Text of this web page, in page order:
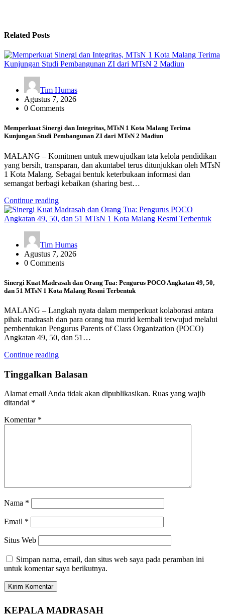
Related Posts
Tim Humas
Agustus 7, 2026
0 Comments
Memperkuat Sinergi dan Integritas, MTsN 1 Kota Malang Terima
Kunjungan Studi Pembangunan ZI dari MTsN 2 Madiun
MALANG – Komitmen untuk mewujudkan tata kelola pendidikan
yang bersih, transparan, dan akuntabel terus ditunjukkan oleh MTsN
1 Kota Malang. Sebagai bentuk keterbukaan informasi dan
semangat berbagi kebaikan (sharing best…
Continue reading
Tim Humas
Agustus 7, 2026
0 Comments
Sinergi Kuat Madrasah dan Orang Tua: Pengurus POCO Angkatan 49, 50,
dan 51 MTsN 1 Kota Malang Resmi Terbentuk
MALANG – Langkah nyata dalam memperkuat kolaborasi antara
pihak madrasah dan para orang tua murid kembali terwujud melalui
pembentukan Pengurus Parents of Class Organization (POCO)
Angkatan 49, 50, dan 51…
Continue reading
Tinggalkan Balasan
Alamat email Anda tidak akan dipublikasikan. Ruas yang wajib
ditandai *
Komentar *
Nama *
Email *
Situs Web
Simpan nama, email, dan situs web saya pada peramban ini
untuk komentar saya berikutnya.
KEPALA MADRASAH